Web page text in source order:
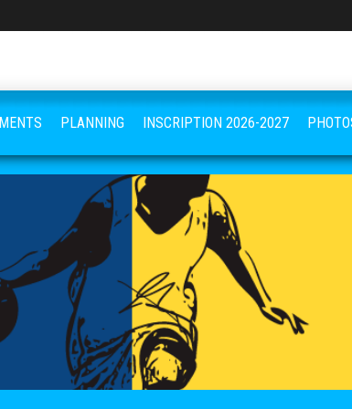
PLANNING INSCRIPTION 2026-2027